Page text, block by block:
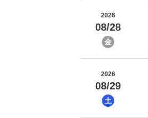
2026
08/28
金
2026
08/29
土